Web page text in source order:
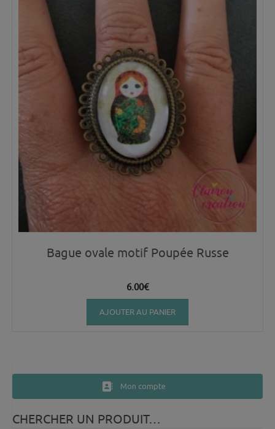
Bague ovale motif Poupée Russe
6.00€
AJOUTER AU PANIER
Mon compte
CHERCHER UN PRODUIT…